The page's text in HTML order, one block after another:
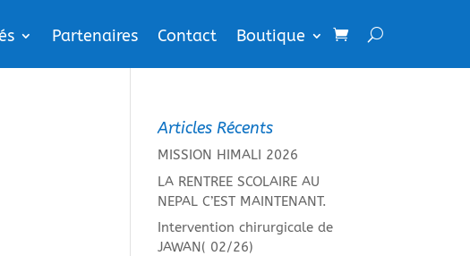
Partenaires Contact Boutique
Articles Récents
MISSION HIMALI 2026
LA RENTREE SCOLAIRE AU
NEPAL C’EST MAINTENANT.
Intervention chirurgicale de
JAWAN( 02/26)